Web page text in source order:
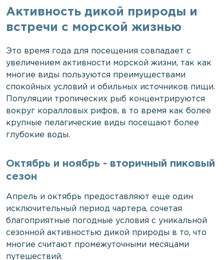
Активность дикой природы и
встречи с морской жизнью
Это время года для посещения совпадает с
увеличением активности морской жизни, так как
многие виды пользуются преимуществами
спокойных условий и обильных источников пищи.
Популяции тропических рыб концентрируются
вокруг коралловых рифов, в то время как более
крупные пелагические виды посещают более
глубокие воды.
Октябрь и ноябрь - вторичный пиковый
сезон
Апрель и октябрь предоставляют еще один
исключительный период чартера, сочетая
благоприятные погодные условия с уникальной
сезонной активностью дикой природы в то, что
многие считают промежуточными месяцами
путешествий.